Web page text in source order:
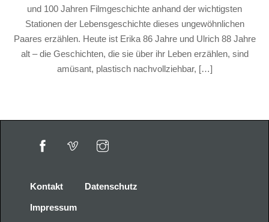
und 100 Jahren Filmgeschichte anhand der wichtigsten
Stationen der Lebensgeschichte dieses ungewöhnlichen
Paares erzählen. Heute ist Erika 86 Jahre und Ulrich 88 Jahre
alt – die Geschichten, die sie über ihr Leben erzählen, sind
amüsant, plastisch nachvollziehbar, […]
Kontakt Datenschutz
Impressum